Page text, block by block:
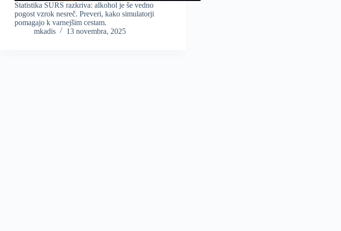
Statistika SURS razkriva: alkohol je še vedno
pogost vzrok nesreč. Preveri, kako simulatorji
pomagajo k varnejšim cestam.
mkadis
13 novembra, 2025